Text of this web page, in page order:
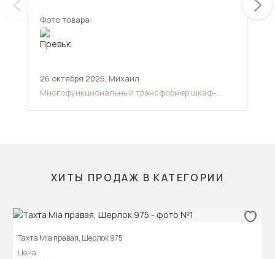
Фото товара:
26 октября 2025, Михаил
Многофункциональный трансформер шкаф-
ХИТЫ ПРОДАЖ В КАТЕГОРИИ
Тахта Mia правая, Шерлок 975
Цена